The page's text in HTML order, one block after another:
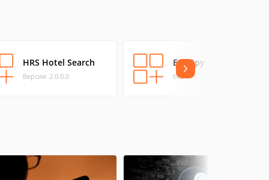
HRS Hotel Search
Версия: 2.0.0.0
Eye Spy - Free
Версия: 1.1.0.0